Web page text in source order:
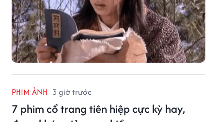
PHIM ẢNH 3 giờ trước
7 phim cổ trang tiên hiệp cực kỳ hay,